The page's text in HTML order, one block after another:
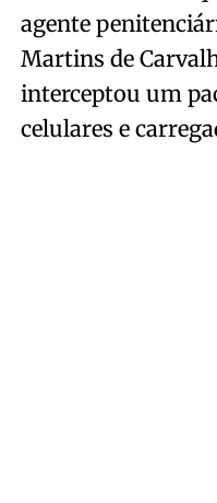
agente
Martins de
interceptou um
celulares e